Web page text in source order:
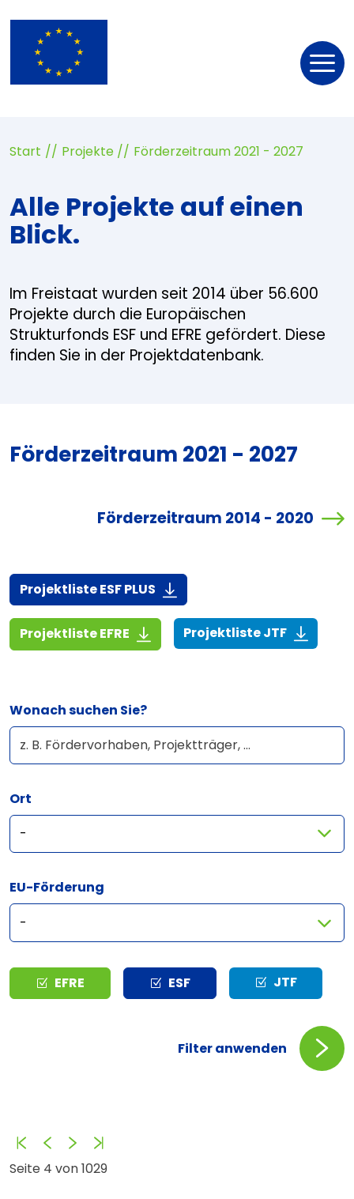
Start Projekte Förderzeitraum 2021 - 2027
Alle Projekte auf einen
Blick.
Im Freistaat wurden seit 2014 über 56.600
Projekte durch die Europäischen
Strukturfonds ESF und EFRE gefördert. Diese
finden Sie in der Projektdatenbank.
Förderzeitraum 2021 - 2027
Förderzeitraum 2014 - 2020
Projektliste ESF PLUS (916,7 KiB)
Projektliste EFRE (1,4 MiB)Projektliste JTF(268,6
Wonach suchen Sie?
Ort
EU-Förderung
Typ EFRE ESF JTF
Filter anwenden
Seite 4 von 1029
AnfangZurückVorwärts